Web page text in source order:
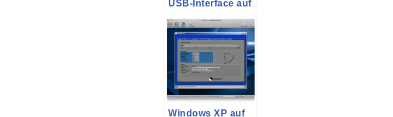
USB-Interface auf
Windows XP auf